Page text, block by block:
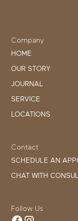
Company
HOME
OUR STORY
JOURNAL
SERVICE
LOCATIONS
Contact
SCHEDULE AN
CHAT WITH
Follow Us